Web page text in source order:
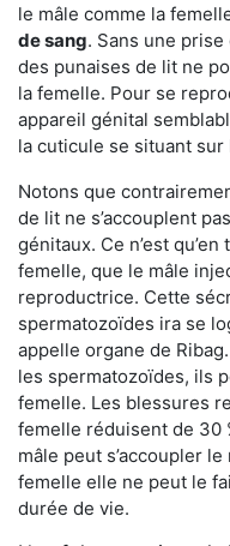
le mâle comme la
de sang. Sans une
des punaises de lit ne
la femelle. Pour se
appareil génital
la cuticule se situant sur
Notons que
de lit ne s’accouplent
génitaux. Ce n’est
femelle, que le mâle
reproductrice. Cette
spermatozoïdes ira se
appelle organe de
les spermatozoïdes, ils
femelle. Les blessures
femelle réduisent de 30
mâle peut s’accoupler
femelle elle ne peut le
durée de vie.